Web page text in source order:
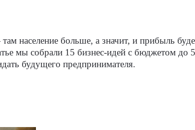
население больше, а значит, и прибыль
мы собрали 15 бизнес-идей с бюджетом
будущего предпринимателя.